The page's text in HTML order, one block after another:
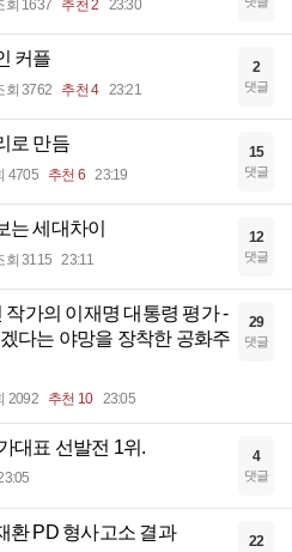
회 1637 추천 2 23:30
커플
회 3762 추천 4 23:21
2
댓글
로 만듬
4705 추천 6 23:19
15
댓글
는 세대차이
회 3115 23:11
12
댓글
작가의 이재명 대통령 평가 -
다는 야망을 장착한 공화주
2092 추천 10 23:05
29
댓글
대표 선발전 1위. 4
댓글
환 PD 형사고소 결과 22